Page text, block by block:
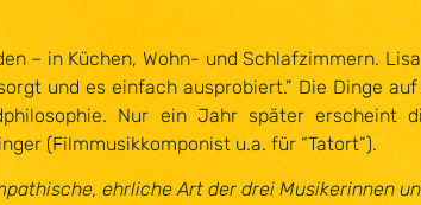
– in Küchen, Wohn- und Schlafzimmern.
und es einfach ausprobiert.” Die Dinge
Nur ein Jahr später erscheint
(Filmmusikkomponist u.a. für “Tatort”).
ehrliche Art der drei Musikerinnen